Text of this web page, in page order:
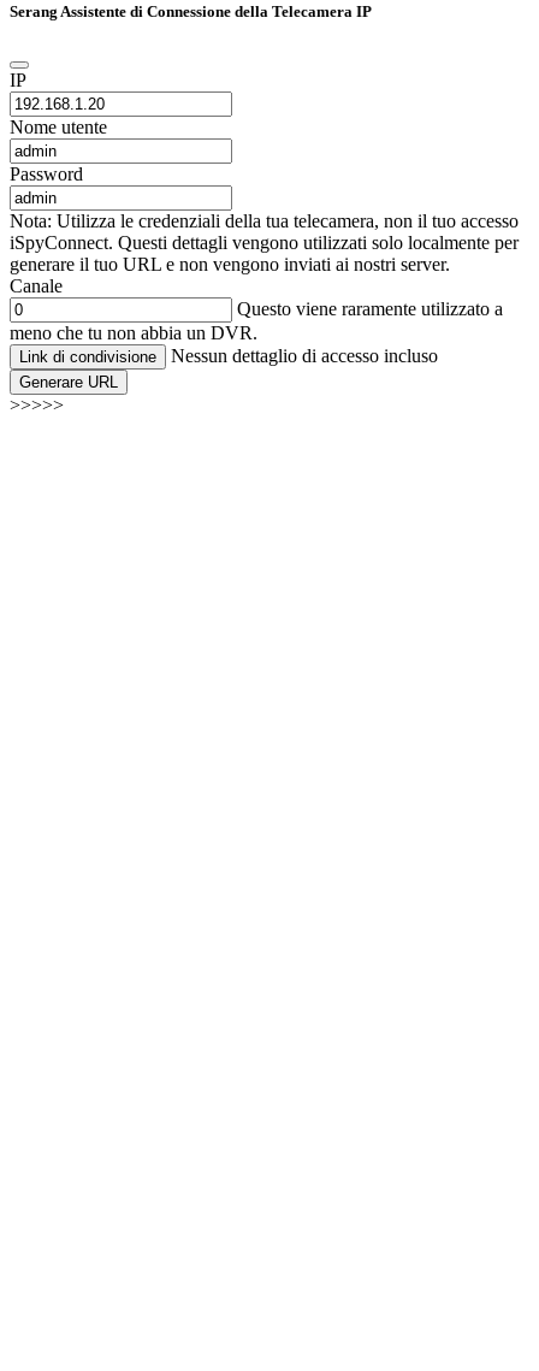
Serang Assistente di Connessione della Telecamera IP
IP
Nome utente
Password
Nota: Utilizza le credenziali della tua telecamera, non il tuo accesso
iSpyConnect. Questi dettagli vengono utilizzati solo localmente per
generare il tuo URL e non vengono inviati ai nostri server.
Canale
Questo viene raramente utilizzato a
meno che tu non abbia un DVR.
Link di condivisione Nessun dettaglio di accesso incluso
Generare URL
>>>>>